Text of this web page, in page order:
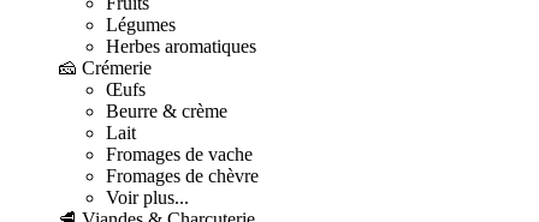
Légumes
Herbes aromatiques
🧀 Crémerie
Œufs
Beurre & crème
Lait
Fromages de vache
Fromages de chèvre
Voir plus...